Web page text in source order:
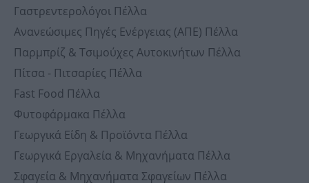
Γαστρεντερολόγοι Πέλλα
Ανανεώσιμες Πηγές Ενέργειας (ΑΠΕ) Πέλλα
Παρμπρίζ & Τσιμούχες Αυτοκινήτων Πέλλα
Πίτσα - Πιτσαρίες Πέλλα
Fast Food Πέλλα
Φυτοφάρμακα Πέλλα
Γεωργικά Είδη & Προϊόντα Πέλλα
Γεωργικά Εργαλεία & Μηχανήματα Πέλλα
Σφαγεία & Μηχανήματα Σφαγείων Πέλλα